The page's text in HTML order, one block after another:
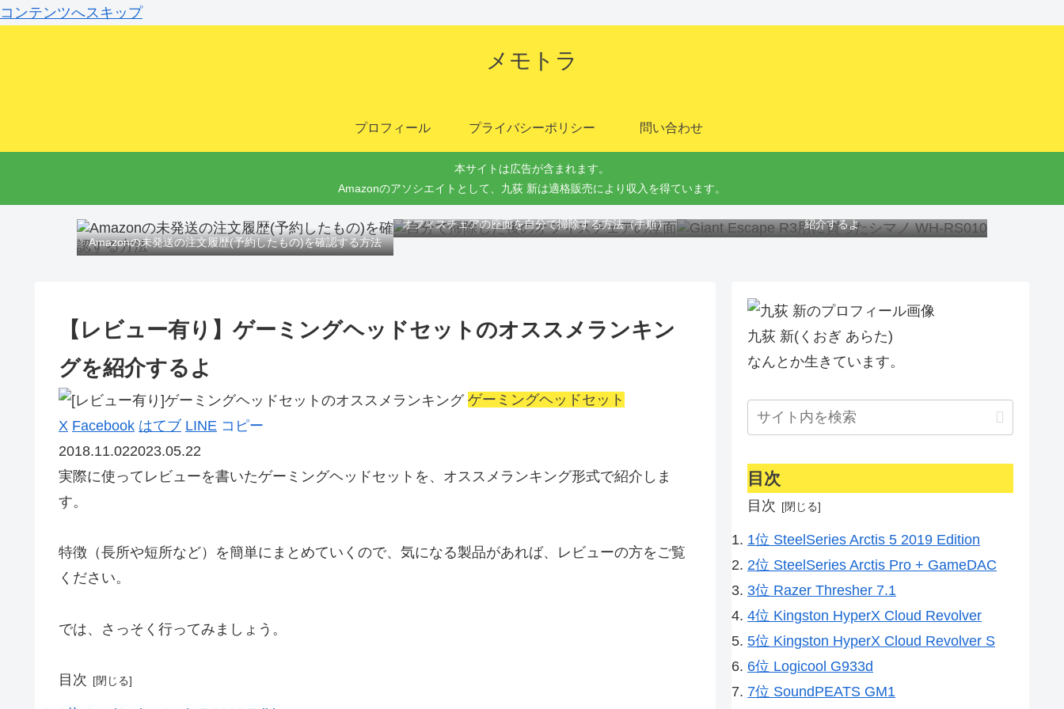
コンテンツへスキップ
メモトラ
プロフィール プライバシーポリシー 問い合わせ
本サイトは広告が含まれます。
Amazonのアソシエイトとして、九荻 新は適格販売により収入を得ています。
Amazonの未発送の注文履歴(予約したもの)を確認する方法
オフィスチェアの座面を自分で掃除する方法（手順）
紹介するよ
【レビュー有り】ゲーミングヘッドセットのオススメランキン
グを紹介するよ
ゲーミングヘッドセット
X Facebook はてブ LINE コピー
2018.11.022023.05.22
実際に使ってレビューを書いたゲーミングヘッドセットを、オススメランキング形式で紹介しま
す。
特徴（長所や短所など）を簡単にまとめていくので、気になる製品があれば、レビューの方をご覧
ください。
では、さっそく行ってみましょう。
目次
九荻 新(くおぎ あらた)
なんとか生きています。
目次
目次
1位 SteelSeries Arctis 5 2019 Edition
2位 SteelSeries Arctis Pro + GameDAC
3位 Razer Thresher 7.1
4位 Kingston HyperX Cloud Revolver
5位 Kingston HyperX Cloud Revolver S
6位 Logicool G933d
7位 SoundPEATS GM1